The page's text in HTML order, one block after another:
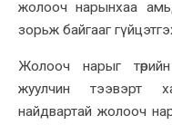
жолооч нарынхаа
зорьж байгааг
Жолооч нарыг
жуулчин тээвэрт
найдвартай жолооч